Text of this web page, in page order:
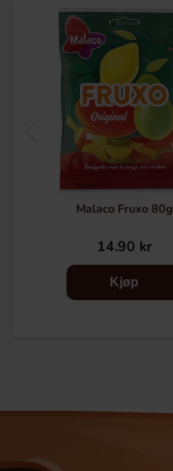
Malaco Fruxo 80g
14.90 kr
Kjøp